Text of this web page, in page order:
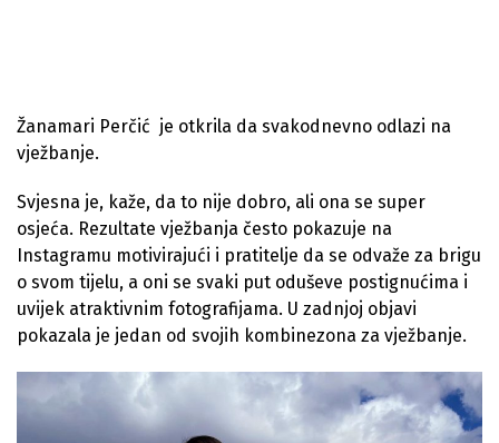
Žanamari Perčić je otkrila da svakodnevno odlazi na
vježbanje.
Svjesna je, kaže, da to nije dobro, ali ona se super
osjeća. Rezultate vježbanja često pokazuje na
Instagramu motivirajući i pratitelje da se odvaže za brigu
o svom tijelu, a oni se svaki put oduševe postignućima i
uvijek atraktivnim fotografijama. U zadnjoj objavi
pokazala je jedan od svojih kombinezona za vježbanje.